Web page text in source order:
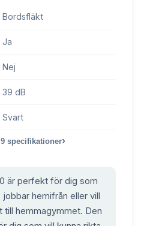
Bordsfläkt
Ja
Nej
39 dB
Svart
9specifikationer›
är perfekt för dig som
hemifrån eller vill
till hemmagymmet. Den